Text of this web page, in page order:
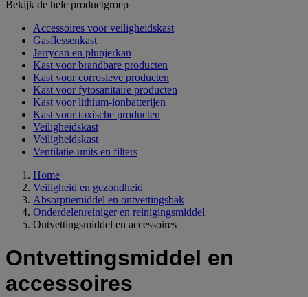
Bekijk de hele productgroep
Accessoires voor veiligheidskast
Gasflessenkast
Jerrycan en plunjerkan
Kast voor brandbare producten
Kast voor corrosieve producten
Kast voor fytosanitaire producten
Kast voor lithium-ionbatterijen
Kast voor toxische producten
Veiligheidskast
Veiligheidskast
Ventilatie-units en filters
Home
Veiligheid en gezondheid
Absorptiemiddel en ontvettingsbak
Onderdelenreiniger en reinigingsmiddel
Ontvettingsmiddel en accessoires
Ontvettingsmiddel en
accessoires